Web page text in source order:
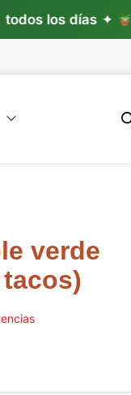
días✦ Lun–Mié:
verde